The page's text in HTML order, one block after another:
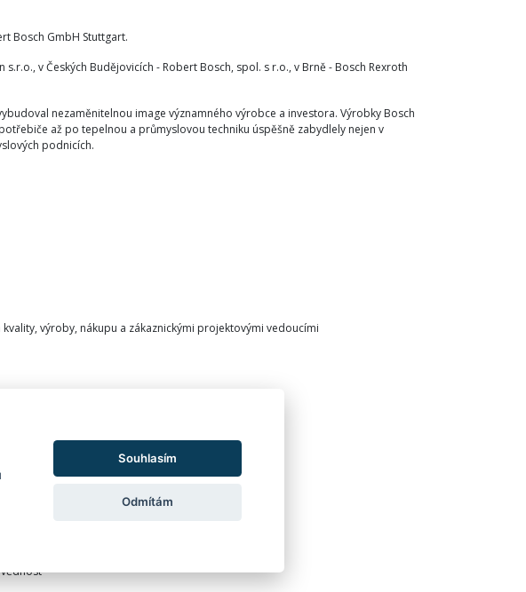
Bosch GmbH Stuttgart.
v Českých Budějovicích - Robert Bosch, spol. s r.o., v Brně - Bosch Rexroth
nezaměnitelnou image významného výrobce a investora. Výrobky Bosch
až po tepelnou a průmyslovou techniku úspěšně zabydlely nejen v
podnicích.
výroby, nákupu a zákaznickými projektovými vedoucími
Souhlasím
Odmítám